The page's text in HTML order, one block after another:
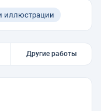
иллюстрации
Другие работы